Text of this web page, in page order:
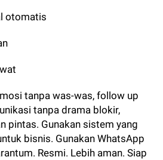
otomatis
tanpa was-was, follow up
tanpa drama blokir,
pintas. Gunakan sistem yang
bisnis. Gunakan WhatsApp
Resmi. Lebih aman. Siap